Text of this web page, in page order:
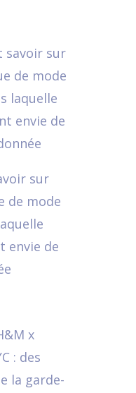
sur
de mode
envie de